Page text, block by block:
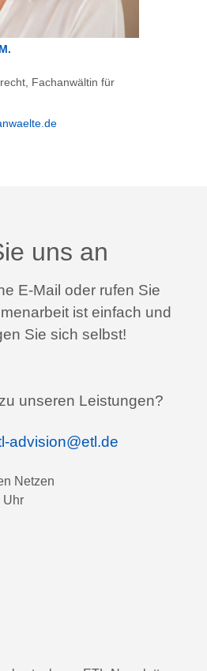
Fachanwältin für
uns an
E-Mail oder rufen Sie
ist einfach und
Sie sich selbst!
unseren Leistungen?
advision@etl.de
Netzen
Uhr